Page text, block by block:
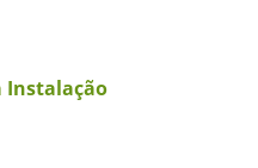
Instalação